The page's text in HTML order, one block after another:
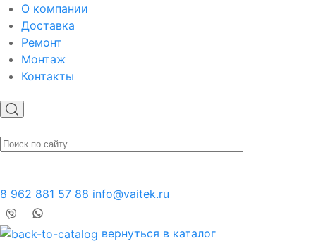
О компании
Доставка
Ремонт
Монтаж
Контакты
8 962 881 57 88 info@vaitek.ru
вернуться в каталог